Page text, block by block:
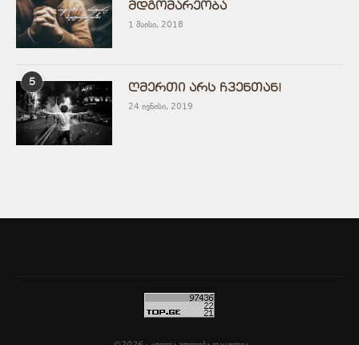
მდგომარეობა
1 მაისი, 2018
5
ღმერთი არს ჩვენთან!
24 ივნისი, 2019